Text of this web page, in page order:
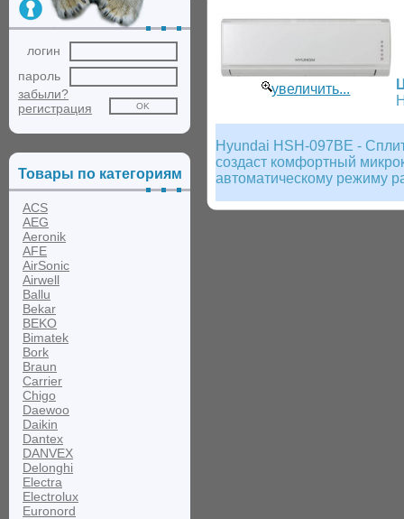
логин
пароль
забыли?
регистрация
Товары по категориям
ACS
AEG
Aeronik
AFE
AirSonic
Airwell
Ballu
Bekar
BEKO
Bimatek
Bork
Braun
Carrier
Chigo
Daewoo
Daikin
Dantex
DANVEX
Delonghi
Electra
Electrolux
Euronord
увеличить...
Hyundai HSH-097BE -
создаст комфортный
автоматическому режиму